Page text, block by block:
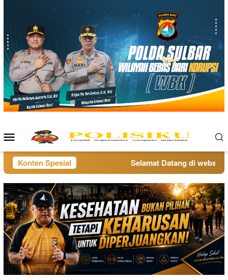
Menu
Mobile
Konten Spesial Selamat Datang di website